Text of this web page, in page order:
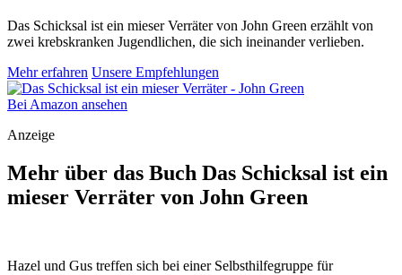
Das Schicksal ist ein mieser Verräter von John Green erzählt von
zwei krebskranken Jugendlichen, die sich ineinander verlieben.
Mehr erfahren Unsere Empfehlungen
Bei Amazon ansehen
Anzeige
Mehr über das Buch Das Schicksal ist ein
mieser Verräter von John Green
Hazel und Gus treffen sich bei einer Selbsthilfegruppe für